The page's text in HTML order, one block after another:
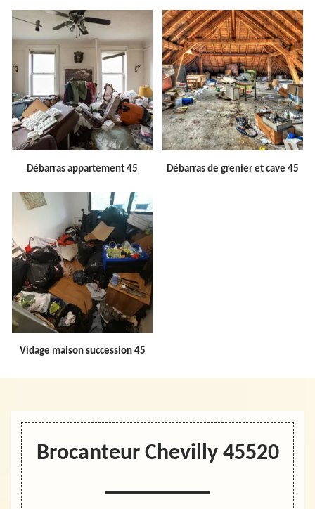
Débarras appartement 45 Débarras de grenier et cave 45
Vidage maison succession 45
Brocanteur Chevilly 45520